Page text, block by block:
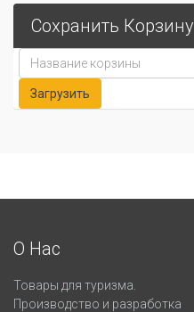
Сохранить Корзину
О Нас
Товары для туризма.
Производство и разработка